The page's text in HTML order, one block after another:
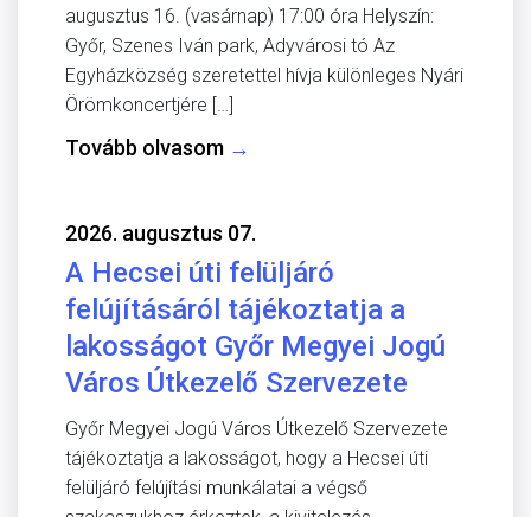
augusztus 16. (vasárnap) 17:00 óra Helyszín:
Győr, Szenes Iván park, Adyvárosi tó Az
Egyházközség szeretettel hívja különleges Nyári
Örömkoncertjére […]
Tovább olvasom →
2026. augusztus 07.
A Hecsei úti felüljáró
felújításáról tájékoztatja a
lakosságot Győr Megyei Jogú
Város Útkezelő Szervezete
Győr Megyei Jogú Város Útkezelő Szervezete
tájékoztatja a lakosságot, hogy a Hecsei úti
felüljáró felújítási munkálatai a végső